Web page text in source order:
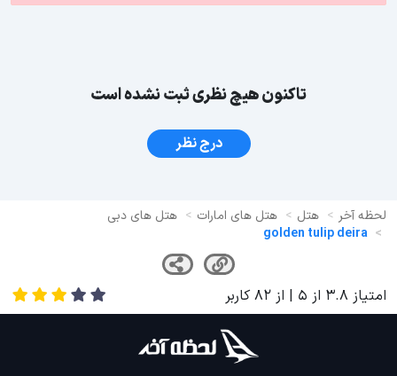
تاکنون هیچ نظری ثبت نشده است
درج نظر
لحظه آخر هتل هتل های امارات
هتل های دبی
golden tulip deira
امتیاز 3.8 از 5 | از 82 کاربر